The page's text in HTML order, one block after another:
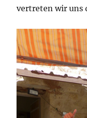
vertreten wir uns